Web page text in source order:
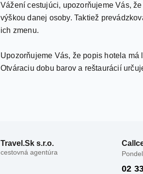
Vážení cestujúci, upozorňujeme Vás,
výškou danej osoby. Taktiež
ich zmenu.
Upozorňujeme Vás, že popis hotela
Otváraciu dobu barov a reštaurácií
Travel.Sk s.r.o.
cestovná agentúra
02